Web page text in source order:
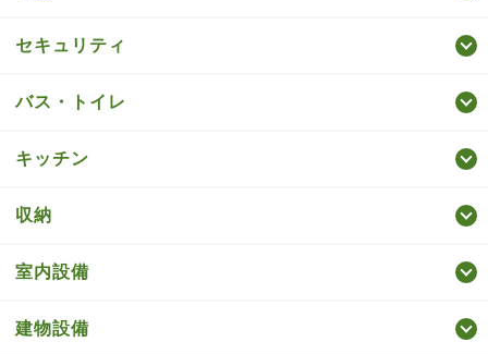
セキュリティ
バス・トイレ
キッチン
収納
室内設備
建物設備